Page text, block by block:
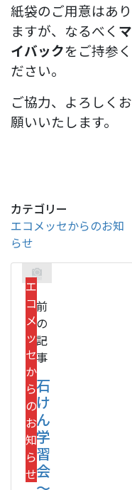
紙袋のご用意はあり
ますが、なるべく マ
イバックをご持参く
ださい。
ご協力、よろしくお
願いいたします。
カテゴリー
エコメッセからのお知
らせ
エ
コ
メ
ッ
セ
か
ら
の
お
知
ら
せ
前
の
記
事
石
け
ん
学
習
会